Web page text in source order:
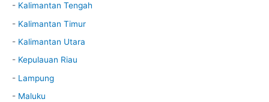
- Kalimantan Tengah
- Kalimantan Timur
- Kalimantan Utara
- Kepulauan Riau
- Lampung
- Maluku